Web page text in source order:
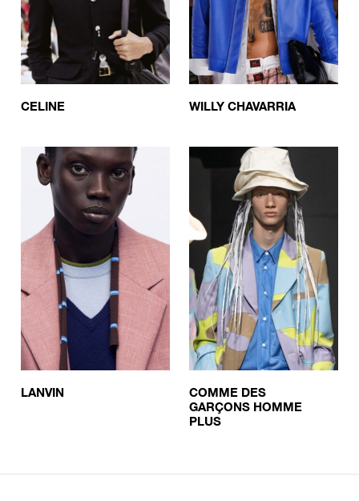
CELINE WILLY CHAVARRIA
LANVIN
COMME DES
GARÇONS HOMME
PLUS